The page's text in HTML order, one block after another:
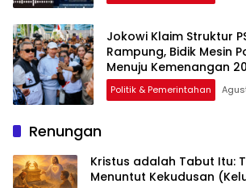
Jokowi Klaim Struktur
Rampung, Bidik Mesin
Menuju Kemenangan
Politik & Pemerintahan
Renungan
Kristus adalah Tabut Itu:
Menuntut Kekudusan